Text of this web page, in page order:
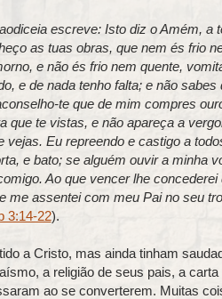
escreve: Isto diz o Amém, a
as tuas obras, que nem és frio
e não és frio nem quente,
e de nada tenho falta; e não
te que de mim compres
que te vistas, e não apareça a
Eu repreendo e castigo a
e bato; se alguém ouvir a minha
Ao que vencer lhe
me assentei com meu Pai no seu
3:14-22).
a Cristo, mas ainda tinham
a religião de seus pais, a
ao se converterem. Muitas